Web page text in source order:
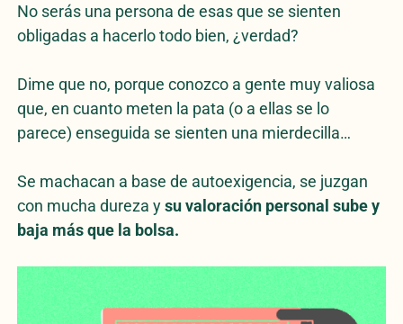
No serás una persona de esas que se sienten
obligadas a hacerlo todo bien, ¿verdad?
Dime que no, porque conozco a gente muy valiosa
que, en cuanto meten la pata (o a ellas se lo
parece) enseguida se sienten una mierdecilla…
Se machacan a base de autoexigencia, se juzgan
con mucha dureza ysu valoración personal sube y
baja más que la bolsa.